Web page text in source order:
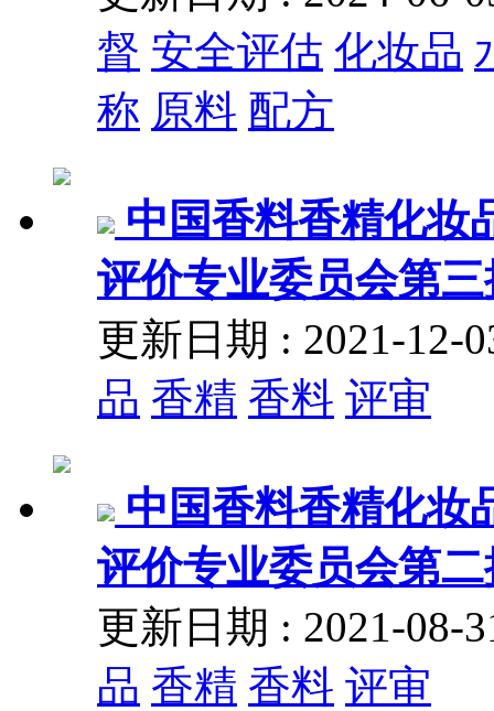
督 安全评估 化妆品
称 原料 配方
中国香料香精化妆
评价专业委员会第
更新日期 : 2021-12-
品 香精 香料 评审
中国香料香精化妆
评价专业委员会第
更新日期 : 2021-08-
品 香精 香料 评审